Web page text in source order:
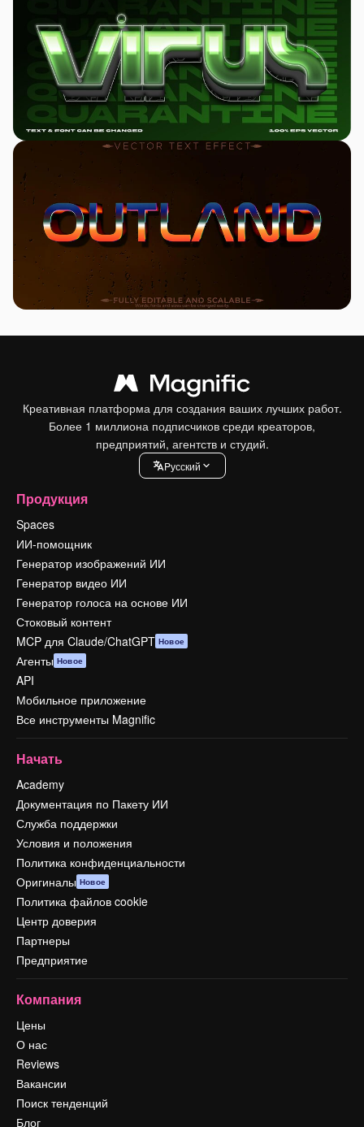
Креативная платформа для создания ваших лучших работ.
Более 1 миллиона подписчиков среди креаторов,
предприятий, агентств и студий.
Pусский
Продукция
Spaces
ИИ-помощник
Генератор изображений ИИ
Генератор видео ИИ
Генератор голоса на основе ИИ
Стоковый контент
MCP для Claude/ChatGPT Новое
Агенты Новое
API
Мобильное приложение
Все инструменты Magnific
Начать
Academy
Документация по Пакету ИИ
Служба поддержки
Условия и положения
Политика конфиденциальности
Оригиналы Новое
Политика файлов cookie
Центр доверия
Партнеры
Предприятие
Компания
Цены
О нас
Reviews
Вакансии
Поиск тенденций
Блог